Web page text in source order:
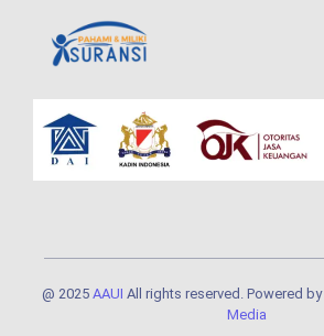
@ 2025 AAUI All rights reserved. Powered by
Media